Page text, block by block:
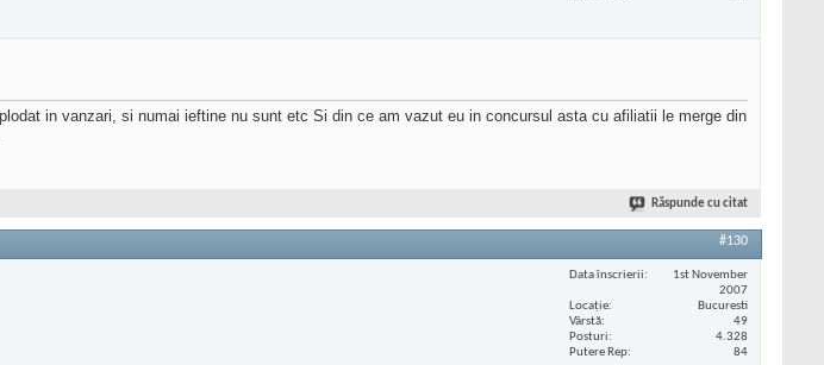
in vanzari, si numai ieftine nu sunt etc Si din ce am vazut eu in concursul asta cu afiliatii le merge din
Răspunde cu citat
#130
Data înscrierii
1st November
2007
Locaţie
Bucuresti
Vârstă
49
Posturi
4.328
Putere Rep
84